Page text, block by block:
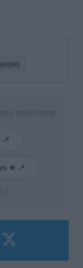
αναζήτησης
↗
★ ↗